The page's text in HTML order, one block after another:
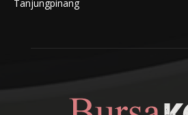
Tanjungpinang